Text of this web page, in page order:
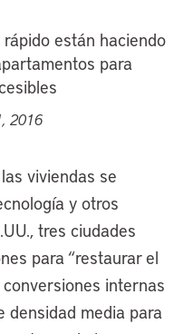
están haciendo
para
2016
viviendas se
y otros
tres ciudades
para “restaurar el
internas
densidad media para